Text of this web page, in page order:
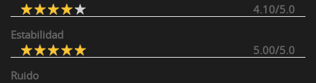
4.10/5.0
Estabilidad
5.00/5.0
Ruido